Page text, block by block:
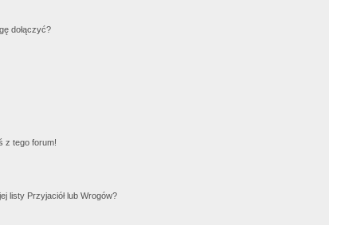
dołączyć?
z tego forum!
listy Przyjaciół lub Wrogów?